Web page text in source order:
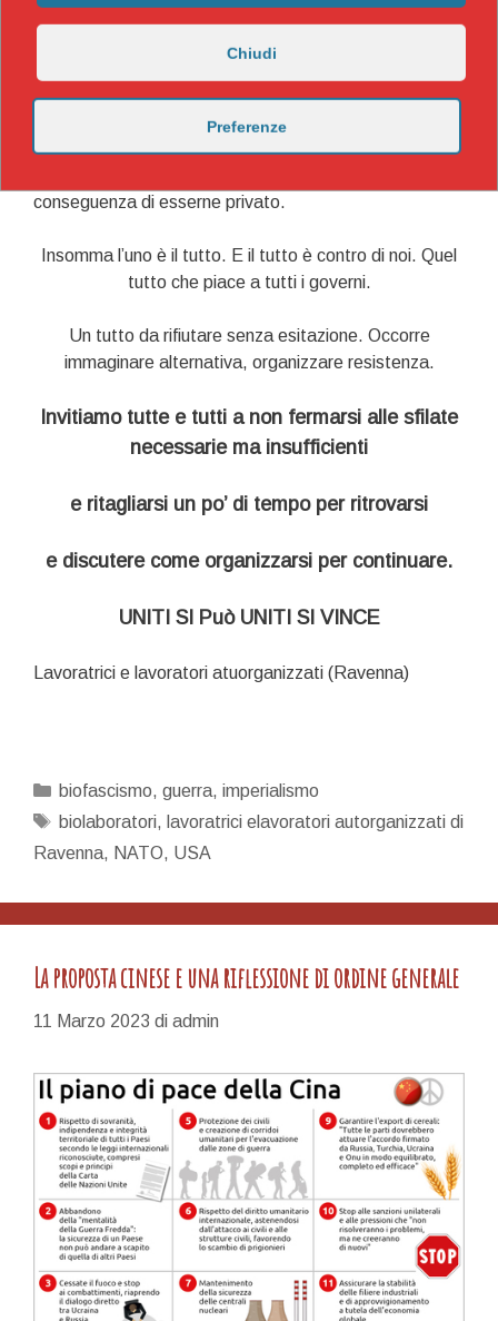
solidarietà ed empatia verso chi spesso si vergogna
della propria condizione tanto è forte la propaganda
che scarica le colpe dei governi servi della ricchezza su
conseguenza di esserne privato.
Insomma l’uno è il tutto. E il tutto è contro di noi. Quel
tutto che piace a tutti i governi.
Un tutto da rifiutare senza esitazione. Occorre
immaginare alternativa, organizzare resistenza.
Invitiamo tutte e tutti a non fermarsi alle sfilate
necessarie ma insufficienti
e ritagliarsi un po’ di tempo per ritrovarsi
ediscutere come organizzarsi per continuare.
UNITI SI Può UNITI SI VINCE
Lavoratrici e lavoratori atuorganizzati (Ravenna)
Categorie
biofascismo, guerra, imperialismo
Tag
biolaboratori, lavoratrici elavoratori autorganizzati di
Ravenna, NATO, USA
La proposta cinese e una riflessione di ordine generale
11 Marzo 2023 di admin
Chiudi
Preferenze